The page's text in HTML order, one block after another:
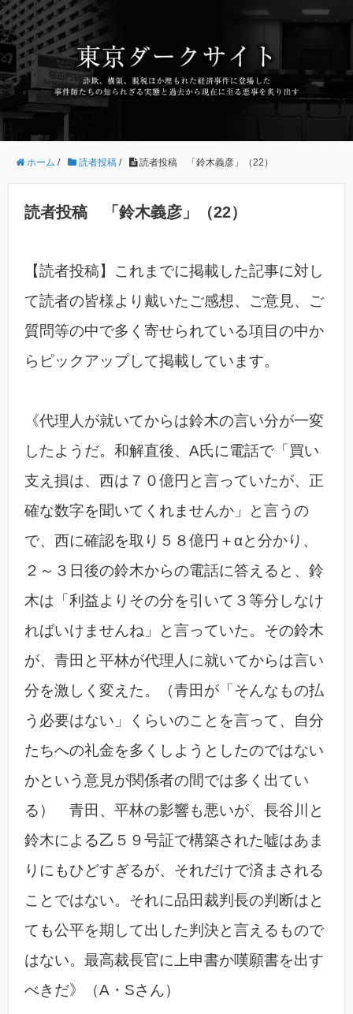
ホーム / 読者投稿 / 読者投稿 「鈴木義彦」（22）
読者投稿 「鈴木義彦」（22）
【読者投稿】これまでに掲載した記事に対し
て読者の皆様より戴いたご感想、ご意見、ご
質問等の中で多く寄せられている項目の中か
らピックアップして掲載しています。
《代理人が就いてからは鈴木の言い分が一変
したようだ。和解直後、A氏に電話で「買い
支え損は、西は７０億円と言っていたが、正
確な数字を聞いてくれませんか」と言うの
で、西に確認を取り５８億円＋αと分かり、
２～３日後の鈴木からの電話に答えると、鈴
木は「利益よりその分を引いて３等分しなけ
ればいけませんね」と言っていた。その鈴木
が、青田と平林が代理人に就いてからは言い
分を激しく変えた。（青田が「そんなもの払
う必要はない」くらいのことを言って、自分
たちへの礼金を多くしようとしたのではない
かという意見が関係者の間では多く出てい
る） 青田、平林の影響も悪いが、長谷川と
鈴木による乙５９号証で構築された嘘はあま
りにもひどすぎるが、それだけで済まされる
ことではない。それに品田裁判長の判断はと
ても公平を期して出した判決と言えるもので
はない。最高裁長官に上申書か嘆願書を出す
べきだ》（A・Sさん）